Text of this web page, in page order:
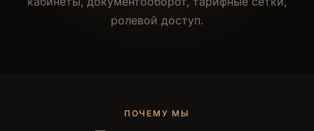
ролевой доступ.
ПОЧЕМУ МЫ